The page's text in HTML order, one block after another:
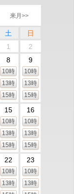
来月>>
土
日
1
2
8
10時
13時
15時
9
10時
13時
15時
15
10時
13時
15時
16
10時
13時
15時
22
10時
13時
23
10時
13時